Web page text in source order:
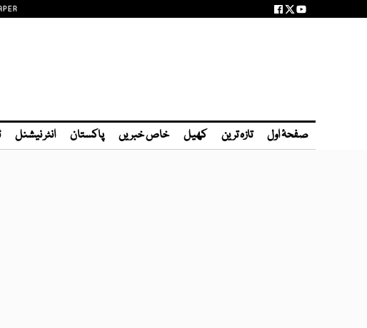
صفحۂ اول تازہ ترین کھیل خاص خبریں پاکستان انٹر نیشنل